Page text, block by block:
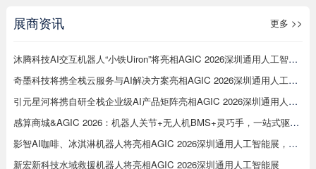
展商资讯 更多 >>
沐腾科技AI交互机器人“小铁Uiron”将亮相AGIC 2026深圳通用人工智能展
奇墨科技将携全栈云服务与AI解决方案亮相AGIC 2026深圳通用人工智能展
引元星河将携自研全栈企业级AI产品矩阵亮相AGIC 2026深圳通用人工智能展
感算商城&AGIC 2026：机器人关节+无人机BMS+灵巧手，一站式驱动智能未来
影智AI咖啡、冰淇淋机器人将亮相AGIC 2026深圳通用人工智能展，展示数字劳动力新形态
新宏新科技水域救援机器人将亮相AGIC 2026深圳通用人工智能展